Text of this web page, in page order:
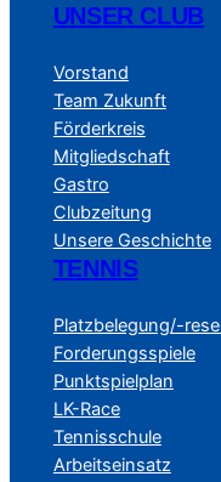
UNSER CLUB
Vorstand
Team Zukunft
Förderkreis
Mitgliedschaft
Gastro
Clubzeitung
Unsere Geschichte
TENNIS
Platzbelegung/-
Forderungsspiele
Punktspielplan
LK-Race
Tennisschule
Arbeitseinsatz